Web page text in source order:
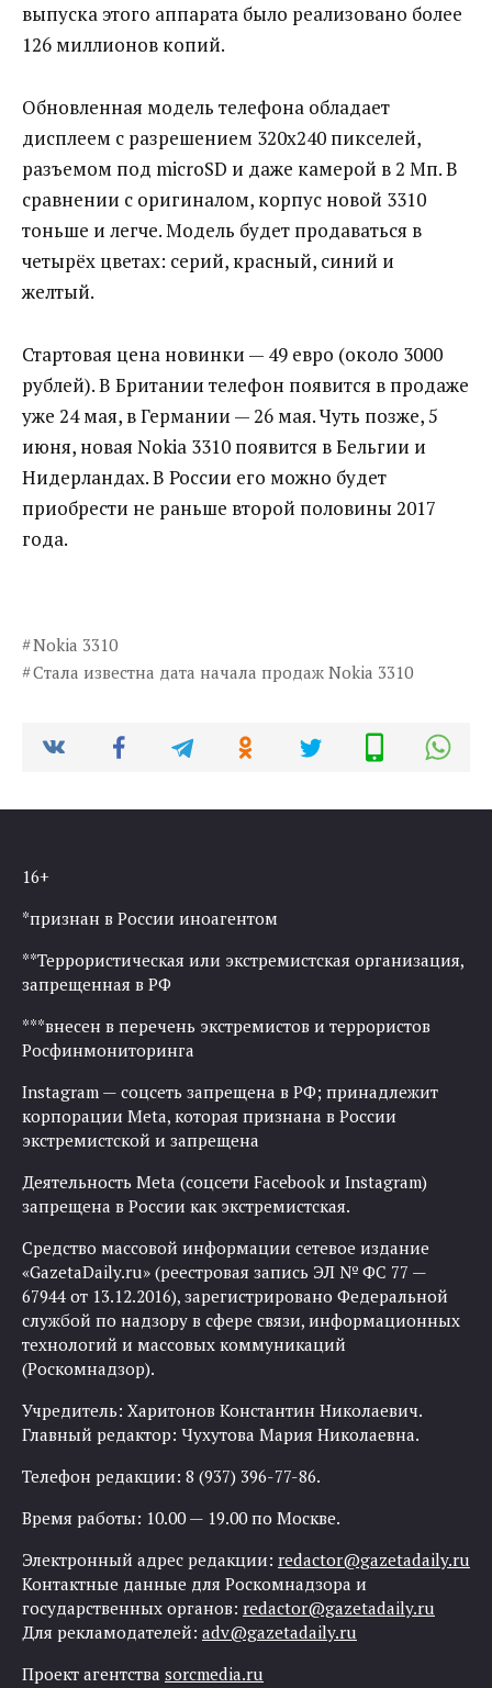
выпуска этого аппарата было реализовано более
126 миллионов копий.
Обновленная модель телефона обладает
дисплеем с разрешением 320х240 пикселей,
разъемом под microSD и даже камерой в 2 Мп. В
сравнении с оригиналом, корпус новой 3310
тоньше и легче. Модель будет продаваться в
четырёх цветах: серий, красный, синий и
желтый.
Стартовая цена новинки — 49 евро (около 3000
рублей). В Британии телефон появится в продаже
уже 24 мая, в Германии — 26 мая. Чуть позже, 5
июня, новая Nokia 3310 появится в Бельгии и
Нидерландах. В России его можно будет
приобрести не раньше второй половины 2017
года.
Nokia 3310
Стала известна дата начала продаж Nokia 3310
16+
*признан в России иноагентом
**Террористическая или экстремистская организация,
запрещенная в РФ
***внесен в перечень экстремистов и террористов
Росфинмониторинга
Instagram — соцсеть запрещена в РФ; принадлежит
корпорации Meta, которая признана в России
экстремистской и запрещена
Деятельность Meta (соцсети Facebook и Instagram)
запрещена в России как экстремистская.
Средство массовой информации сетевое издание
«GazetaDaily.ru» (реестровая запись ЭЛ № ФС 77 —
67944 от 13.12.2016), зарегистрировано Федеральной
службой по надзору в сфере связи, информационных
технологий и массовых коммуникаций
(Роскомнадзор).
Учредитель: Харитонов Константин Николаевич.
Главный редактор: Чухутова Мария Николаевна.
Телефон редакции: 8 (937) 396-77-86.
Время работы: 10.00 — 19.00 по Москве.
Электронный адрес редакции: redactor@gazetadaily.ru
Контактные данные для Роскомнадзора и
государственных органов: redactor@gazetadaily.ru
Для рекламодателей: adv@gazetadaily.ru
Проект агентства sorcmedia.ru